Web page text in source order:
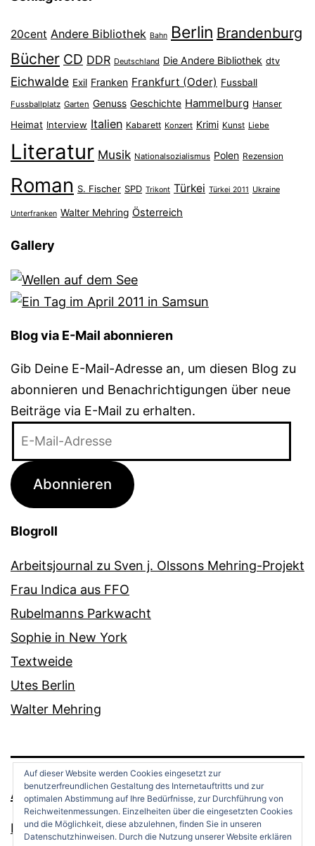
20cent Andere Bibliothek Bahn Berlin Brandenburg
Bücher CD DDR Deutschland Die Andere Bibliothek dtv
Eichwalde Exil Franken Frankfurt (Oder) Fussball
Fussballplatz Garten Genuss Geschichte Hammelburg Hanser
Heimat Interview Italien Kabarett Konzert Krimi Kunst Liebe
Literatur Musik Nationalsozialismus Polen Rezension
Roman S. Fischer SPD Trikont Türkei Türkei 2011 Ukraine
Unterfranken Walter Mehring Österreich
Gallery
Blog via E-Mail abonnieren
Gib Deine E-Mail-Adresse an, um diesen Blog zu
abonnieren und Benachrichtigungen über neue
Beiträge via E-Mail zu erhalten.
Adresse
Abonnieren
Blogroll
Arbeitsjournal zu Sven j. Olssons Mehring-Projekt
Frau Indica aus FFO
Rubelmanns Parkwacht
Sophie in New York
Textweide
Utes Berlin
Walter Mehring
Auf dieser Website werden Cookies eingesetzt zur
benutzerfreundlichen Gestaltung des Internetauftritts und zur
optimalen Abstimmung auf Ihre Bedürfnisse, zur Durchführung von
Reichweitenmessungen. Einzelheiten über die eingesetzten Cookies
und die Möglichkeit, diese abzulehnen, finden Sie in unseren
Datenschutzhinweisen. Durch die Nutzung unserer Website erklären
ANDREAS OPPERMANN
Datenschutz